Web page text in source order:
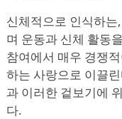
신체적으로 인식하는
며 운동과 신체 활동
참여에서 매우 경쟁
하는 사랑으로 이끌
과 이러한 겉보기에
다.